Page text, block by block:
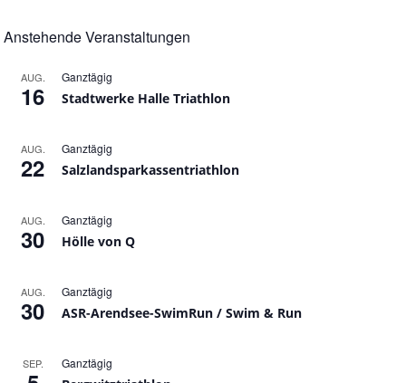
Anstehende Veranstaltungen
AUG.
16
Ganztägig
Stadtwerke Halle Triathlon
AUG.
22
Ganztägig
Salzlandsparkassentriathlon
AUG.
30
Ganztägig
Hölle von Q
AUG.
30
Ganztägig
ASR-Arendsee-SwimRun / Swim & Run
SEP. Ganztägig